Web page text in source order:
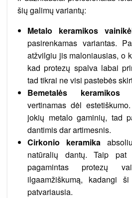
šių galimų variantų:
Metalo keramikos
pasirenkamas variantas.
atžvilgiu jis maloniausias, o
kad protezų spalva labai
tad tikrai ne visi pastebės
Bemetalės keramikos
vertinamas dėl
jokių metalo gaminių, tad
dantimis dar artimesnis.
Cirkonio keramika
natūralių dantų. Taip
pagamintas protezų
ilgaamžiškumą, kadangi
patvariausia.